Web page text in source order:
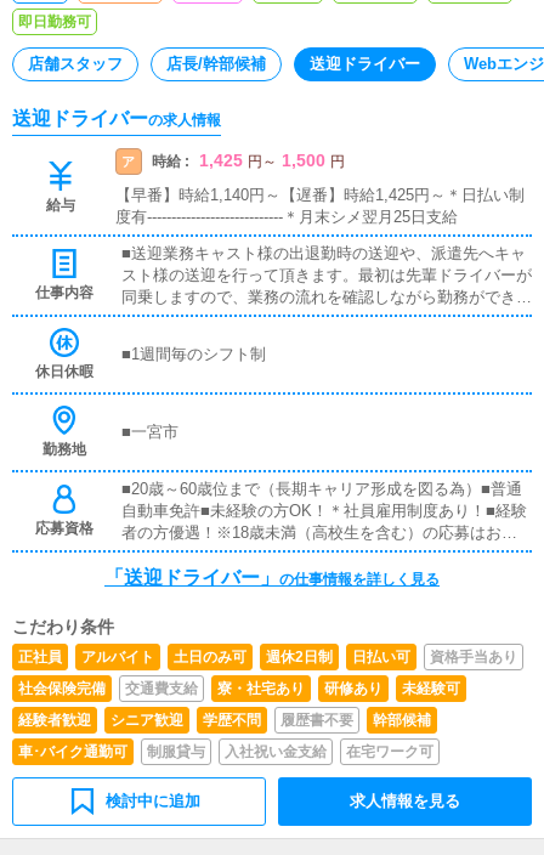
即日勤務可
店舗スタッフ 店長/幹部候補 送迎ドライバー Webエン
送迎ドライバーの求人情報
給与
ア 時給 : 1,425 円 ～ 1,500 円
【早番】時給1,140円～【遅番】時給1,425円～＊日払い制
度有----------------------------＊月末シメ翌月25日支給
仕事内容
■送迎業務キャスト様の出退勤時の送迎や、派遣先へキャ
スト様の送迎を行って頂きます。最初は先輩ドライバーが
同乗しますので、業務の流れを確認しながら勤務ができま
す。未経験の方でも安心して働いて頂けます。
休日休暇
■1週間毎のシフト制
勤務地
■一宮市
応募資格
■20歳～60歳位まで（長期キャリア形成を図る為）■普通
自動車免許■未経験の方OK！＊社員雇用制度あり！■経験
者の方優遇！※18歳未満（高校生を含む）の応募はお断り
します。
「送迎ドライバー」 の仕事情報を詳しく見る
こだわり条件
正社員 アルバイト 土日のみ可 週休2日制 日払い可
資格手当あり
社会保険完備
交通費支給 寮・社宅あり 研修あり
未経験可
経験者歓迎
シニア歓迎 学歴不問 履歴書不要
幹部候補
車･バイク通勤可
制服貸与 入社祝い金支給 在宅ワーク可
検討中に追加 求人情報を見る